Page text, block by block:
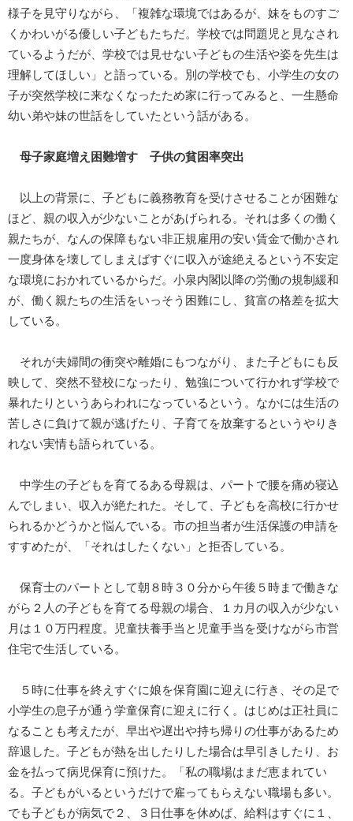
様子を見守りながら、「複雑な環境ではあるが、妹をものすご
くかわいがる優しい子どもたちだ。学校では問題児と見なされ
ているようだが、学校では見せない子どもの生活や姿を先生は
理解してほしい」と語っている。別の学校でも、小学生の女の
子が突然学校に来なくなったため家に行ってみると、一生懸命
幼い弟や妹の世話をしていたという話がある。
母子家庭増え困難増す 子供の貧困率突出
以上の背景に、子どもに義務教育を受けさせることが困難な
ほど、親の収入が少ないことがあげられる。それは多くの働く
親たちが、なんの保障もない非正規雇用の安い賃金で働かされ
一度身体を壊してしまえばすぐに収入が途絶えるという不安定
な環境におかれているからだ。小泉内閣以降の労働の規制緩和
が、働く親たちの生活をいっそう困難にし、貧富の格差を拡大
している。
それが夫婦間の衝突や離婚にもつながり、また子どもにも反
映して、突然不登校になったり、勉強について行かれず学校で
暴れたりというあらわれになっているという。なかには生活の
苦しさに負けて親が逃げたり、子育てを放棄するというやりき
れない実情も語られている。
中学生の子どもを育てるある母親は、パートで腰を痛め寝込
んでしまい、収入が絶たれた。そして、子どもを高校に行かせ
られるかどうかと悩んでいる。市の担当者が生活保護の申請を
すすめたが、「それはしたくない」と拒否している。
保育士のパートとして朝８時３０分から午後５時まで働きな
がら２人の子どもを育てる母親の場合、１カ月の収入が少ない
月は１０万円程度。児童扶養手当と児童手当を受けながら市営
住宅で生活している。
５時に仕事を終えすぐに娘を保育園に迎えに行き、その足で
小学生の息子が通う学童保育に迎えに行く。はじめは正社員に
なることも考えたが、早出や遅出や持ち帰りの仕事があるため
辞退した。子どもが熱を出したりした場合は早引きしたり、お
金を払って病児保育に預けた。「私の職場はまだ恵まれてい
る。子どもがいるというだけで雇ってもらえない職場も多い。
でも子どもが病気で２、３日仕事を休めば、給料はすぐに１、